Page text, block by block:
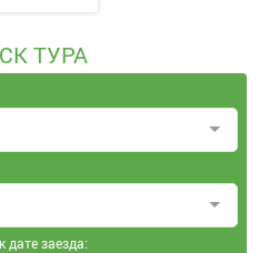
ТУРА
дате заезда: